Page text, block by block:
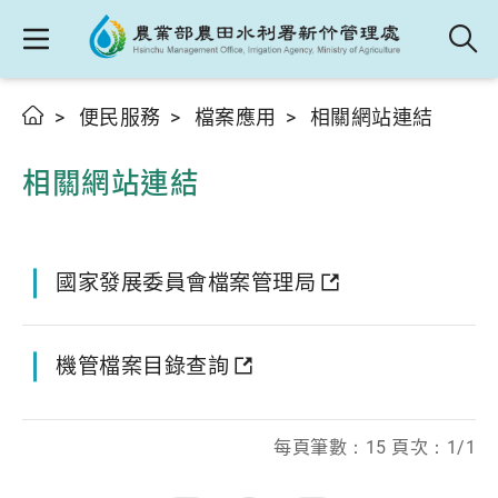
便民服務 檔案應用 相關網站連結
相關網站連結
國家發展委員會檔案管理局
機管檔案目錄查詢
每頁筆數：15 頁次：1/1